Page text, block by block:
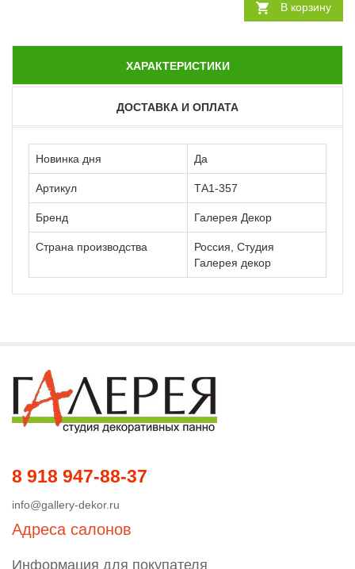
В корзину
ХАРАКТЕРИСТИКИ
ДОСТАВКА И ОПЛАТА
Новинка дня Да
Артикул ТА1-357
Бренд Галерея Декор
Страна производства
Россия, Студия
Галерея декор
8 918 947-88-37
info@gallery-dekor.ru
Адреса салонов
Информация для покупателя